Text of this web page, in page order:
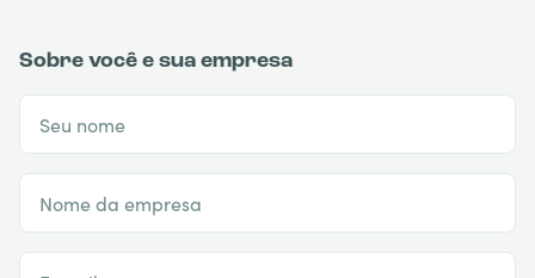
Sobre você e sua empresa
Seu nome
Nome da empresa